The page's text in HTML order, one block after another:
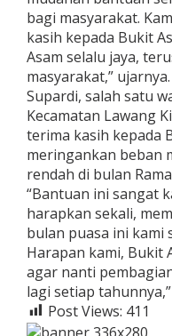
bagi masyarakat.
kasih kepada Bukit
Asam selalu jaya,
masyarakat,” ujarnya.
Supardi, salah satu
Kecamatan Lawang
terima kasih kepada
meringankan beban
rendah di bulan
“Bantuan ini sangat
harapkan sekali,
bulan puasa ini kami
Harapan kami, Bukit
agar nanti
lagi setiap
Post Views: 411